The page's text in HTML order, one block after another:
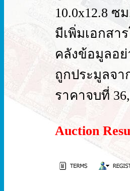
10.0x12.8
มีเพิ่มเอกสา
คลังข้อมูลอย่
ถูกประมูลจา
ราคาจบที่
Auction